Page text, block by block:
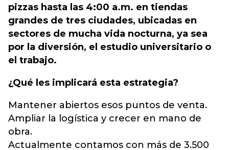
pizzas hasta las 4:00 a.m. en tiendas
grandes de tres ciudades, ubicadas en
sectores de mucha vida nocturna, ya sea
por la diversión, el estudio universitario o
el trabajo.
¿Qué les implicará esta estrategia?
Mantener abiertos esos puntos de venta.
Ampliar la logística y crecer en mano de
obra.
Actualmente contamos con más de 3.500